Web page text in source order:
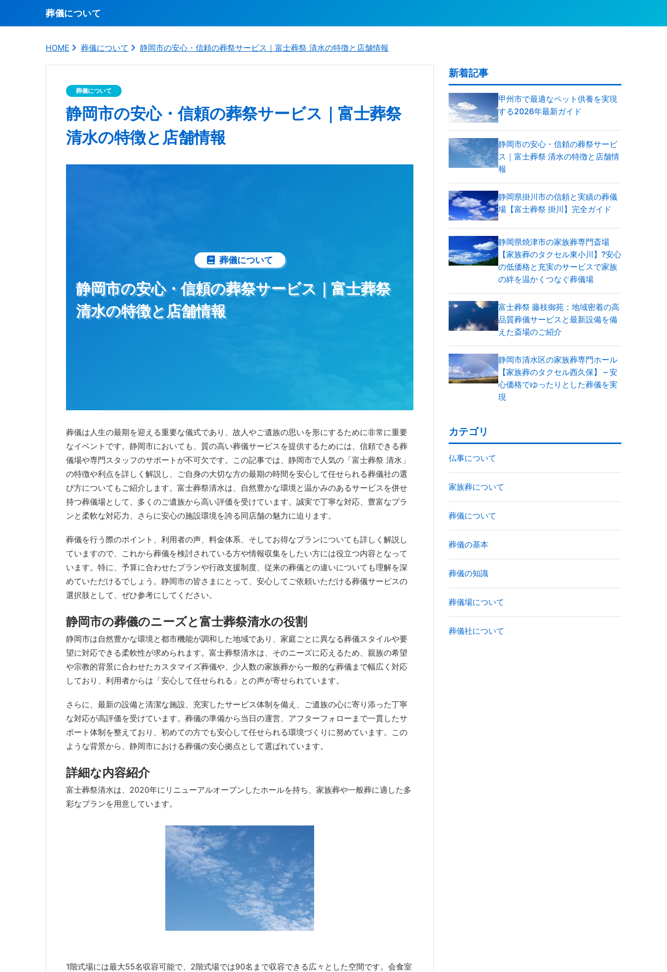
葬儀について
HOME 葬儀について 静岡市の安心・信頼の葬祭サービス｜富士葬祭 清水の特徴と店舗情報
葬儀について
静岡市の安心・信頼の葬祭サービス｜富士葬祭
清水の特徴と店舗情報
葬儀について
静岡市の安心・信頼の葬祭サービス｜富士葬祭
清水の特徴と店舗情報
葬儀は人生の最期を迎える重要な儀式であり、故人やご遺族の思いを形にするために非常に重要
なイベントです。静岡市においても、質の高い葬儀サービスを提供するためには、信頼できる葬
儀場や専門スタッフのサポートが不可欠です。この記事では、静岡市で人気の「富士葬祭 清水」
の特徴や利点を詳しく解説し、ご自身の大切な方の最期の時間を安心して任せられる葬儀社の選
び方についてもご紹介します。富士葬祭清水は、自然豊かな環境と温かみのあるサービスを併せ
持つ葬儀場として、多くのご遺族から高い評価を受けています。誠実で丁寧な対応、豊富なプラ
ンと柔軟な対応力、さらに安心の施設環境を誇る同店舗の魅力に迫ります。
葬儀を行う際のポイント、利用者の声、料金体系、そしてお得なプランについても詳しく解説し
ていますので、これから葬儀を検討されている方や情報収集をしたい方には役立つ内容となって
います。特に、予算に合わせたプランや行政支援制度、従来の葬儀との違いについても理解を深
めていただけるでしょう。静岡市の皆さまにとって、安心してご依頼いただける葬儀サービスの
選択肢として、ぜひ参考にしてください。
静岡市の葬儀のニーズと富士葬祭清水の役割
静岡市は自然豊かな環境と都市機能が調和した地域であり、家庭ごとに異なる葬儀スタイルや要
望に対応できる柔軟性が求められます。富士葬祭清水は、そのニーズに応えるため、親族の希望
や宗教的背景に合わせたカスタマイズ葬儀や、少人数の家族葬から一般的な葬儀まで幅広く対応
しており、利用者からは「安心して任せられる」との声が寄せられています。
さらに、最新の設備と清潔な施設、充実したサービス体制を備え、ご遺族の心に寄り添った丁寧
な対応が高評価を受けています。葬儀の準備から当日の運営、アフターフォローまで一貫したサ
ポート体制を整えており、初めての方でも安心して任せられる環境づくりに努めています。この
ような背景から、静岡市における葬儀の安心拠点として選ばれています。
詳細な内容紹介
富士葬祭清水は、2020年にリニューアルオープンしたホールを持ち、家族葬や一般葬に適した多
彩なプランを用意しています。
1階式場には最大55名収容可能で、2階式場では90名まで収容できる広々とした空間です。会食室
新着記事
甲州市で最適なペット供養を実現
する2026年最新ガイド
静岡市の安心・信頼の葬祭サービ
ス｜富士葬祭 清水の特徴と店舗情
報
静岡県掛川市の信頼と実績の葬儀
場【富士葬祭 掛川】完全ガイド
静岡県焼津市の家族葬専門斎場
【家族葬のタクセル東小川】?安心
の低価格と充実のサービスで家族
の絆を温かくつなぐ葬儀場
富士葬祭 藤枝御苑：地域密着の高
品質葬儀サービスと最新設備を備
えた斎場のご紹介
静岡市清水区の家族葬専門ホール
【家族葬のタクセル西久保】 – 安
心価格でゆったりとした葬儀を実
現
カテゴリ
仏事について
家族葬について
葬儀について
葬儀の基本
葬儀の知識
葬儀場について
葬儀社について